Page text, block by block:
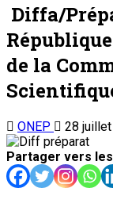
Diffa/
de la
ONEP
28
Partager vers